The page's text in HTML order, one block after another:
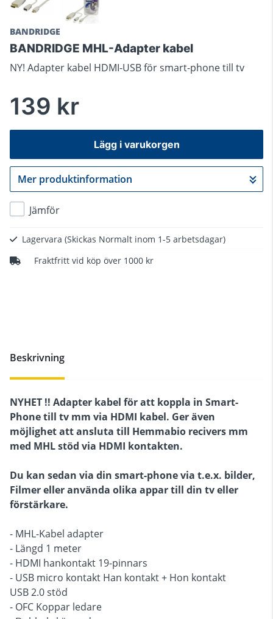
BANDRIDGE
BANDRIDGE MHL-Adapter kabel
NY! Adapter kabel HDMI-USB för smart-phone till tv
139 kr
Lägg i varukorgen
Gå till kassan
Mer produktinformation
Jämför
Lagervara (Skickas Normalt inom 1-5 arbetsdagar)
Fraktfritt vid köp över 1000 kr
Beskrivning
NYHET !! Adapter kabel för att koppla in Smart-
Phone till tv mm via HDMI kabel. Ger även
möjlighet att ansluta till Hemmabio recivers mm
med MHL stöd via HDMI kontakten.
Du kan sedan via din smart-phone via t.e.x. bilder,
Filmer eller använda olika appar till din tv eller
förstärkare.
- MHL-Kabel adapter
- Längd 1 meter
- HDMI hankontakt 19-pinnars
- USB micro kontakt Han kontakt + Hon kontakt
USB 2.0 stöd
- OFC Koppar ledare